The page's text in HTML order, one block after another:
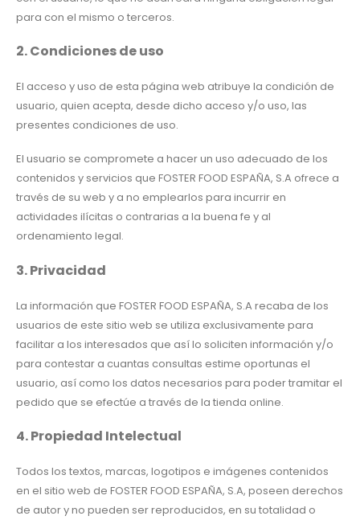
para con el mismo o terceros.
2. Condiciones de uso
El acceso y uso de esta página web atribuye la condición de
usuario, quien acepta, desde dicho acceso y/o uso, las
presentes condiciones de uso.
El usuario se compromete a hacer un uso adecuado de los
contenidos y servicios que FOSTER FOOD ESPAÑA, S.A ofrece a
través de su web y a no emplearlos para incurrir en
actividades ilícitas o contrarias a la buena fe y al
ordenamiento legal.
3. Privacidad
La información que FOSTER FOOD ESPAÑA, S.A recaba de los
usuarios de este sitio web se utiliza exclusivamente para
facilitar a los interesados que así lo soliciten información y/o
para contestar a cuantas consultas estime oportunas el
usuario, así como los datos necesarios para poder tramitar el
pedido que se efectúe a través de la tienda online.
4. Propiedad Intelectual
Todos los textos, marcas, logotipos e imágenes contenidos
en el sitio web de FOSTER FOOD ESPAÑA, S.A, poseen derechos
de autor y no pueden ser reproducidos, en su totalidad o